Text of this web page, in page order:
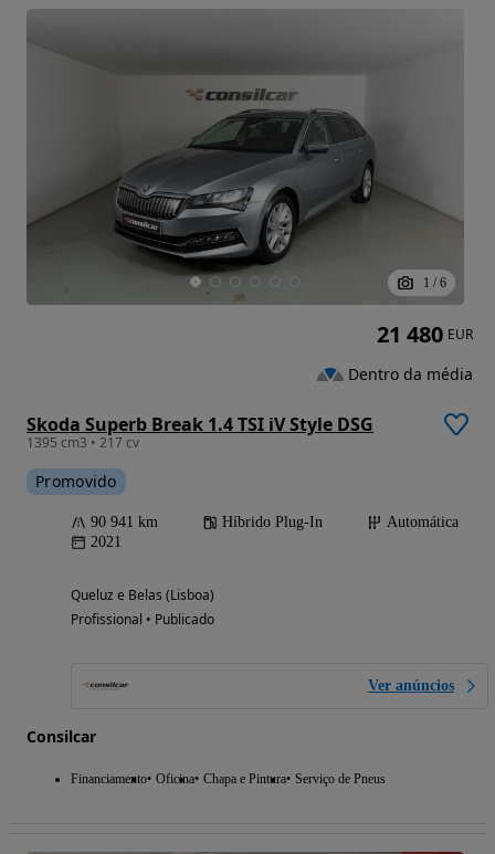
1 / 6
Skoda Superb Break 1.4 TSI iV Style DSG
1395 cm3 • 217 cv
Promovido
90 941 km Híbrido Plug-In
Automática
2021
Queluz e Belas (Lisboa)
Profissional • Publicado
Ver anúncios
Consilcar
Financiamento Oficina Chapa e Pintura Serviço de Pneus
21 480 EUR
Dentro da média